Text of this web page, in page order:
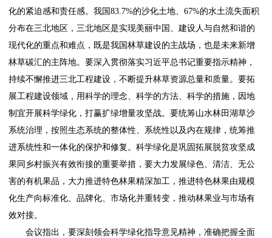
化的紧迫感和责任感。我国83.7%的沙化土地、67%的水土流失面积
分布在三北地区，三北地区是实现美丽中国、建设人与自然和谐的
现代化的重点和难点，既是我国林草建设的主战场，也是未来新增
林草碳汇的主阵地。要深入贯彻落实习近平总书记重要指示精神，
持续不懈推进三北工程建设，不断提升林草资源总量和质量。要拓
展工程建设领域，用科学的理念、科学的方法、科学的措施，因地
制宜开展科学绿化，打赢扩绿增量攻坚战。要统筹山水林田湖草沙
系统治理，按照生态系统的整体性、系统性以及内在规律，统筹推
进系统性和一体化的保护和修复。科学绿化是巩固拓展脱贫攻坚成
果同乡村振兴有效衔接的重要举措，要大力发展绿色、清洁、无公
害的有机果品，大力推进特色林果精深加工，推进特色林果由规模
化生产向标准化、品牌化、市场化并重转变，推动林果业与市场有
效对接。
会议指出，要深刻领会科学绿化指导意见精神，准确把握全面